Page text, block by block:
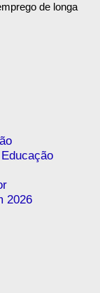
de longa
2026